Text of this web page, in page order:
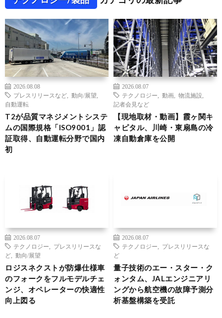
2026.08.08
プレスリリースなど
動向/展望
自動運転
T2が品質マネジメントシステ
ムの国際規格「ISO9001」認
証取得、自動運転分野で国内
初
2026.08.07
テクノロジー
動画 物流施設
記者会見など
【現地取材・動画】霞ヶ関キ
ャピタル、川崎・東扇島の冷
凍自動倉庫を公開
2026.08.07
テクノロジー
プレスリリースな
ど
動向/展望
ロジスネクストが防爆仕様車
のフォークをフルモデルチェ
ンジ、オペレーターの快適性
向上図る
2026.08.07
テクノロジー
プレスリリースな
ど
量子技術のエー・スター・ク
ォンタム、JALエンジニアリ
ングから航空機の故障予測分
析基盤構築を受託